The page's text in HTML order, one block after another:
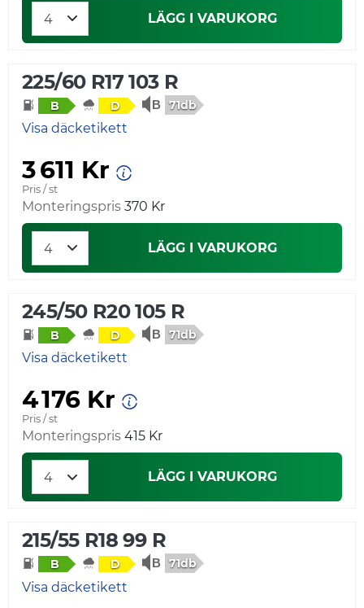
LÄGG I VARUKORG
225/60 R17 103 R
B D 71db
Visa däcketikett
3 611 Kr
Pris / st
Monteringspris 370 Kr
LÄGG I VARUKORG
245/50 R20 105 R
B D 71db
Visa däcketikett
4 176 Kr
Pris / st
Monteringspris 415 Kr
LÄGG I VARUKORG
215/55 R18 99 R
B D 71db
Visa däcketikett